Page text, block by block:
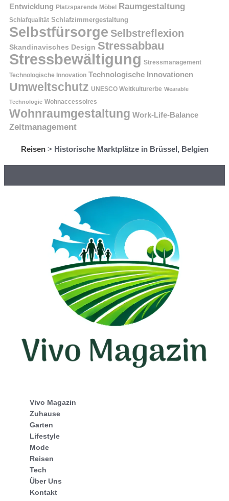
Entwicklung Platzsparende Möbel Raumgestaltung
Schlafqualität Schlafzimmergestaltung
Selbstfürsorge Selbstreflexion
Skandinavisches Design Stressabbau
Stressbewältigung Stressmanagement
Technologische Innovation Technologische Innovationen
Umweltschutz UNESCO Weltkulturerbe Wearable
Technologie Wohnaccessoires
Wohnraumgestaltung Work-Life-Balance
Zeitmanagement
Reisen> Historische Marktplätze in Brüssel, Belgien
Vivo Magazin
Zuhause
Garten
Lifestyle
Mode
Reisen
Tech
Über Uns
Kontakt